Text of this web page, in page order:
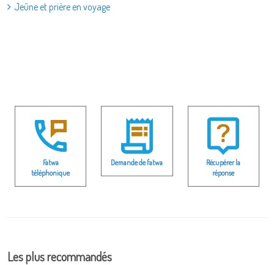
Jeûne et prière en voyage
Fatwa
téléphonique
Demande de fatwa
Récupérer la
réponse
Les plus recommandés